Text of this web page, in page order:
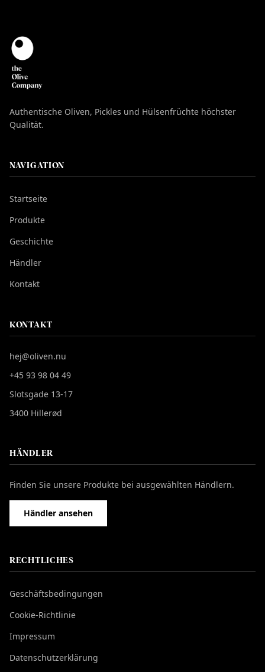
Authentische Oliven, Pickles und Hülsenfrüchte höchster
Qualität.
NAVIGATION
Startseite
Produkte
Geschichte
Händler
Kontakt
KONTAKT
hej@oliven.nu
+45 93 98 04 49
Slotsgade 13-17
3400 Hillerød
HÄNDLER
Finden Sie unsere Produkte bei ausgewählten Händlern.
Händler ansehen
RECHTLICHES
Geschäftsbedingungen
Cookie-Richtlinie
Impressum
Datenschutzerklärung